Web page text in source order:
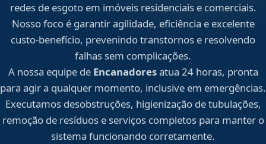
redes de esgoto em imóveis residenciais e comerciais.
Nosso foco é garantir agilidade, eficiência e excelente
custo-benefício, prevenindo transtornos e resolvendo
falhas sem complicações.
A nossa equipe de Encanadoresatua 24 horas, pronta
para agir a qualquer momento, inclusive em emergências.
Executamos desobstruções, higienização de tubulações,
remoção de resíduos e serviços completos para manter o
sistema funcionando corretamente.